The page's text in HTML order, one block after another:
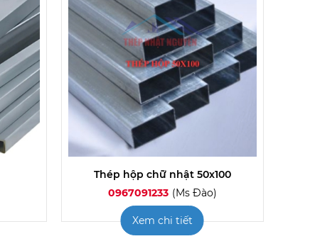
Thép hộp chữ nhật 50x100
0967091233 (Ms Đào)
Xem chi tiết